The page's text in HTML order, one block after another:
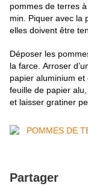
pommes de terres
min. Piquer avec la
elles doivent être
Déposer les
la farce. Arroser
papier aluminium
feuille de papier
et laisser gratiner
Partager